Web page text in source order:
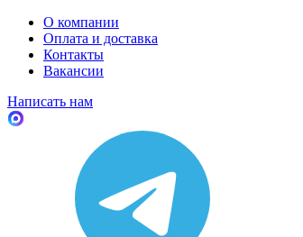
О компании
Оплата и доставка
Контакты
Вакансии
Написать нам